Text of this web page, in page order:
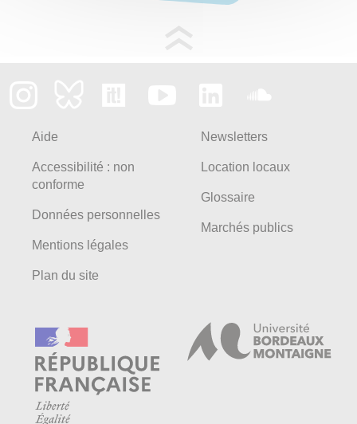
Aide
Accessibilité : non
conforme
Données personnelles
Mentions légales
Plan du site
Newsletters
Location locaux
Glossaire
Marchés publics